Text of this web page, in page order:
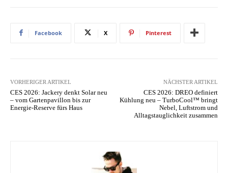
Facebook X Pinterest
VORHERIGER ARTIKEL
CES 2026: Jackery denkt Solar neu
– vom Gartenpavillon bis zur
Energie-Reserve fürs Haus
NÄCHSTER ARTIKEL
CES 2026: DREO definiert
Kühlung neu – TurboCool™ bringt
Nebel, Luftstrom und
Alltagstauglichkeit zusammen